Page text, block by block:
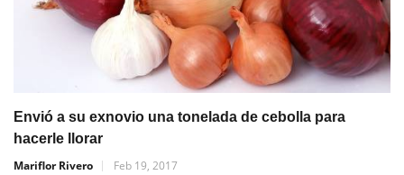
Envió a su exnovio una tonelada de cebolla para
hacerle llorar
Mariflor Rivero
Feb 19, 2017